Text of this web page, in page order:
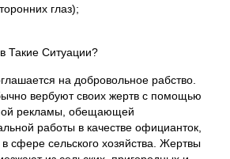
глаз);
Такие Ситуации?
на добровольное рабство.
вербуют своих жертв с помощью
рекламы, обещающей
работы в качестве официанток,
сфере сельского хозяйства. Жертвы